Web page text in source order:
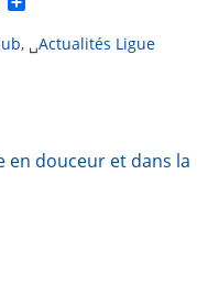
a
t t
, ␣Actualités Ligue
en douceur et dans la